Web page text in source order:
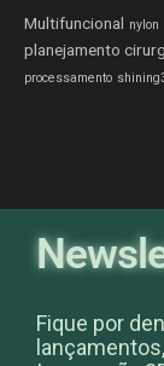
Multifuncional nylon
planejamento
processamento
Fique por